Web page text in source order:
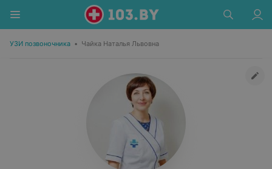
УЗИ позвоночника • Чайка Наталья Львовна